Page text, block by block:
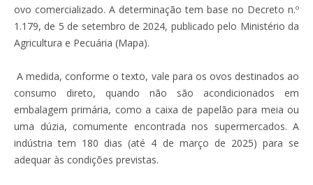
ovo comercializado. A determinação tem base no Decreto n.º
1.179, de 5 de setembro de 2024, publicado pelo Ministério da
Agricultura e Pecuária (Mapa).
A medida, conforme o texto, vale para os ovos destinados ao
consumo direto, quando não são acondicionados em
embalagem primária, como a caixa de papelão para meia ou
uma dúzia, comumente encontrada nos supermercados. A
indústria tem 180 dias (até 4 de março de 2025) para se
adequar às condições previstas.